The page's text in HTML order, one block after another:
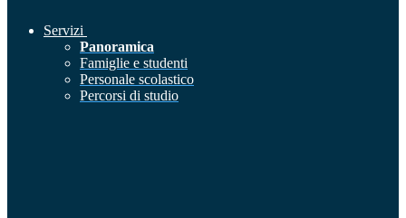
Servizi
Panoramica
Famiglie e studenti
Personale scolastico
Percorsi di studio